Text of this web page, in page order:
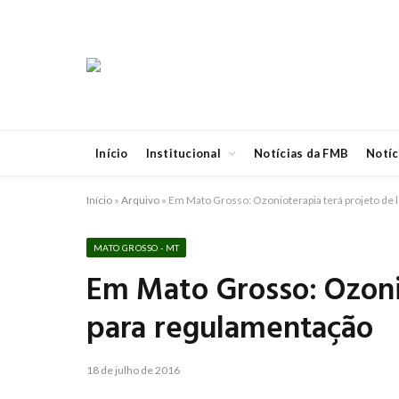
Início Institucional Notícias da FMB
Início » Arquivo » Em Mato Grosso: Ozonioterapia terá projeto de
MATO GROSSO - MT
Em Mato Grosso:
para regulamentação
18 de julho de 2016